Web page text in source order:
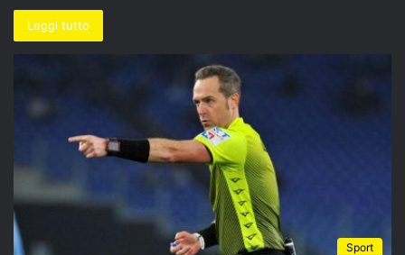
Leggi tutto
Sport